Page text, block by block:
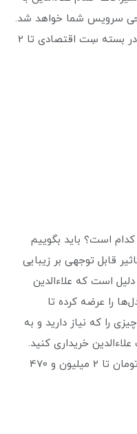
طراحی سرویس شما خواهد شد.
قیمت این شیرها از 648 هزار تومان در بسته سِت اقتصادی تا 2
کدام است؟ باید بگوییم
قابل توجهی بر زیبایی
است که علاءالدین
را عرضه کرده تا
را که نیاز دارید و به
خریداری کنید.
قیمت شیرهای روشویی از 576 هزار تومان تا 2 میلیون و 470